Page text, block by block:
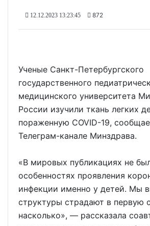
12.12.2023 13:23:45 872
Ученые Санкт-Петербургского
государственного
медицинского университета
России изучили ткань легких
пораженную COVID-19,
Телеграм-канале Минздрава.
«В мировых публикациях не
особенностях проявления
инфекции именно у детей. Мы
структуры страдают в первую
насколько», — рассказала